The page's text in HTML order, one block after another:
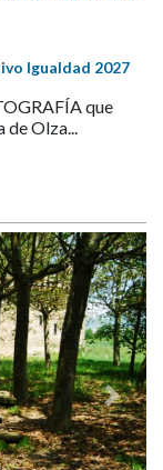
Igualdad 2027
que
Olza...